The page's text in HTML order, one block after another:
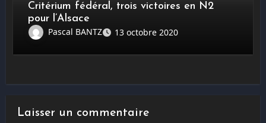
Critérium fédéral, trois victoires en N2
pour l’Alsace
Pascal BANTZ
13 octobre 2020
Laisser un commentaire